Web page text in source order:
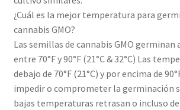
¿Cuál es la mejor temperatura para
cannabis GMO?
Las semillas de cannabis GMO
entre 70°F y 90°F (21°C & 32°C) Las
debajo de 70°F (21°C) y por encima de
impedir o comprometer la germinación
bajas temperaturas retrasan o incluso